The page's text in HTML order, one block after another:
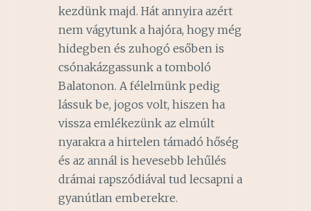
kezdünk majd. Hát annyira azért
nem vágytunk a hajóra, hogy még
hidegben és zuhogó esőben is
csónakázgassunk a tomboló
Balatonon. A félelmünk pedig
lássuk be, jogos volt, hiszen ha
vissza emlékezünk az elmúlt
nyarakra a hirtelen támadó hőség
és az annál is hevesebb lehűlés
drámai rapszódiával tud lecsapni a
gyanútlan emberekre.